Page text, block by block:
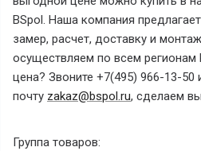
BSpol. Наша компания
замер, расчет, доставку и
осуществляем по всем регионам
цена? Звоните +7(495) 966-13-50
почту zakaz@bspol.ru, сделаем
Группа товаров: